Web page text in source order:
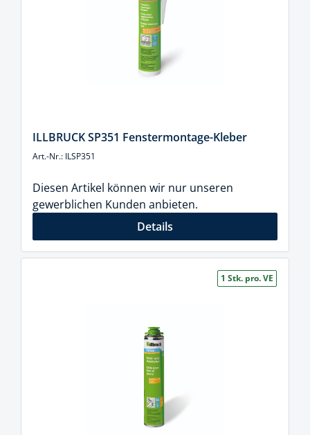
ILLBRUCK SP351 Fenstermontage-Kleber
Art.-Nr.: ILSP351
Diesen Artikel können wir nur unseren
gewerblichen Kunden anbieten.
Details
1 Stk. pro. VE